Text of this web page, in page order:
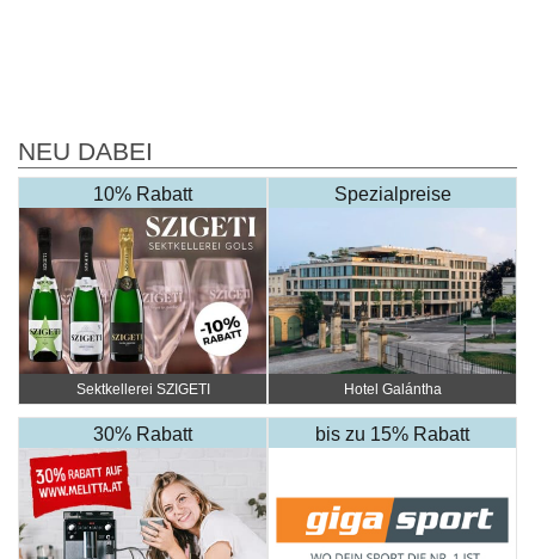
NEU DABEI
10% Rabatt
Sektkellerei SZIGETI
Spezialpreise
Hotel Galántha
30% Rabatt bis zu 15% Rabatt